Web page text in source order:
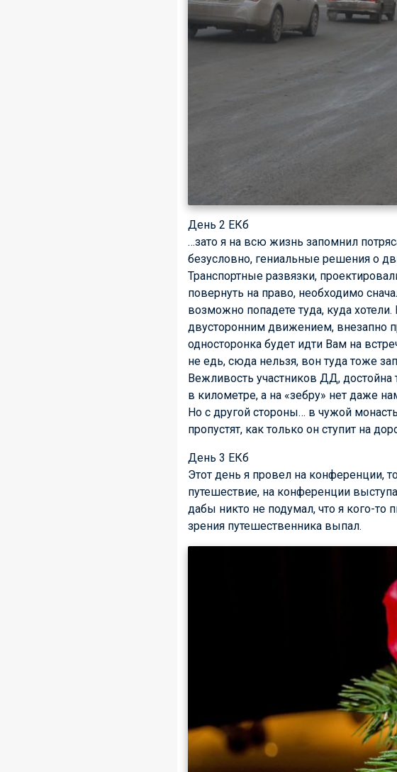
День 2 ЕКб
…зато я на всю жизнь запомнил
безусловно, гениальные решения о
Транспортные развязки,
повернуть на право, необходимо
возможно попадете туда, куда
двусторонним движением, внезапно
односторонка будет идти Вам на
не едь, сюда нельзя, вон туда тоже
Вежливость участников ДД, достойна
в километре, а на «зебру» нет даже
Но с другой стороны… в чужой
пропустят, как только он ступит на
День 3 ЕКб
Этот день я провел на конференции,
путешествие, на конференции
дабы никто не подумал, что я кого-то
зрения путешественника выпал.